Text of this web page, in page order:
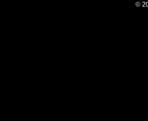
©